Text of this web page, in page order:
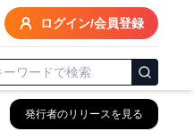
ログイン/会員登録
発行者のリリースを見る